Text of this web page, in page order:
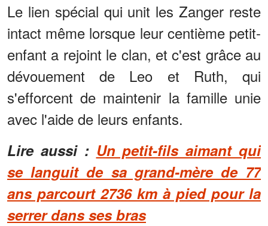
Le lien spécial qui unit les Zanger reste
intact même lorsque leur centième petit-
enfant a rejoint le clan, et c'est grâce au
dévouement de Leo et Ruth, qui
s'efforcent de maintenir la famille unie
avec l'aide de leurs enfants.
Lire aussi : Un petit-fils aimant qui
se languit de sa grand-mère de 77
ans parcourt 2736 km à pied pour la
serrer dans ses bras